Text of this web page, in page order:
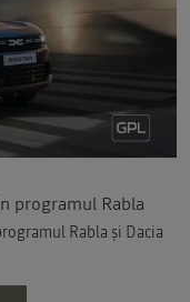
programul Rabla
Rabla și Dacia